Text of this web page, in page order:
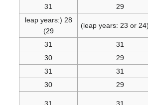
29
31
28 (leap years:
29)
31
31
29
30
31
31
29
30
31
31